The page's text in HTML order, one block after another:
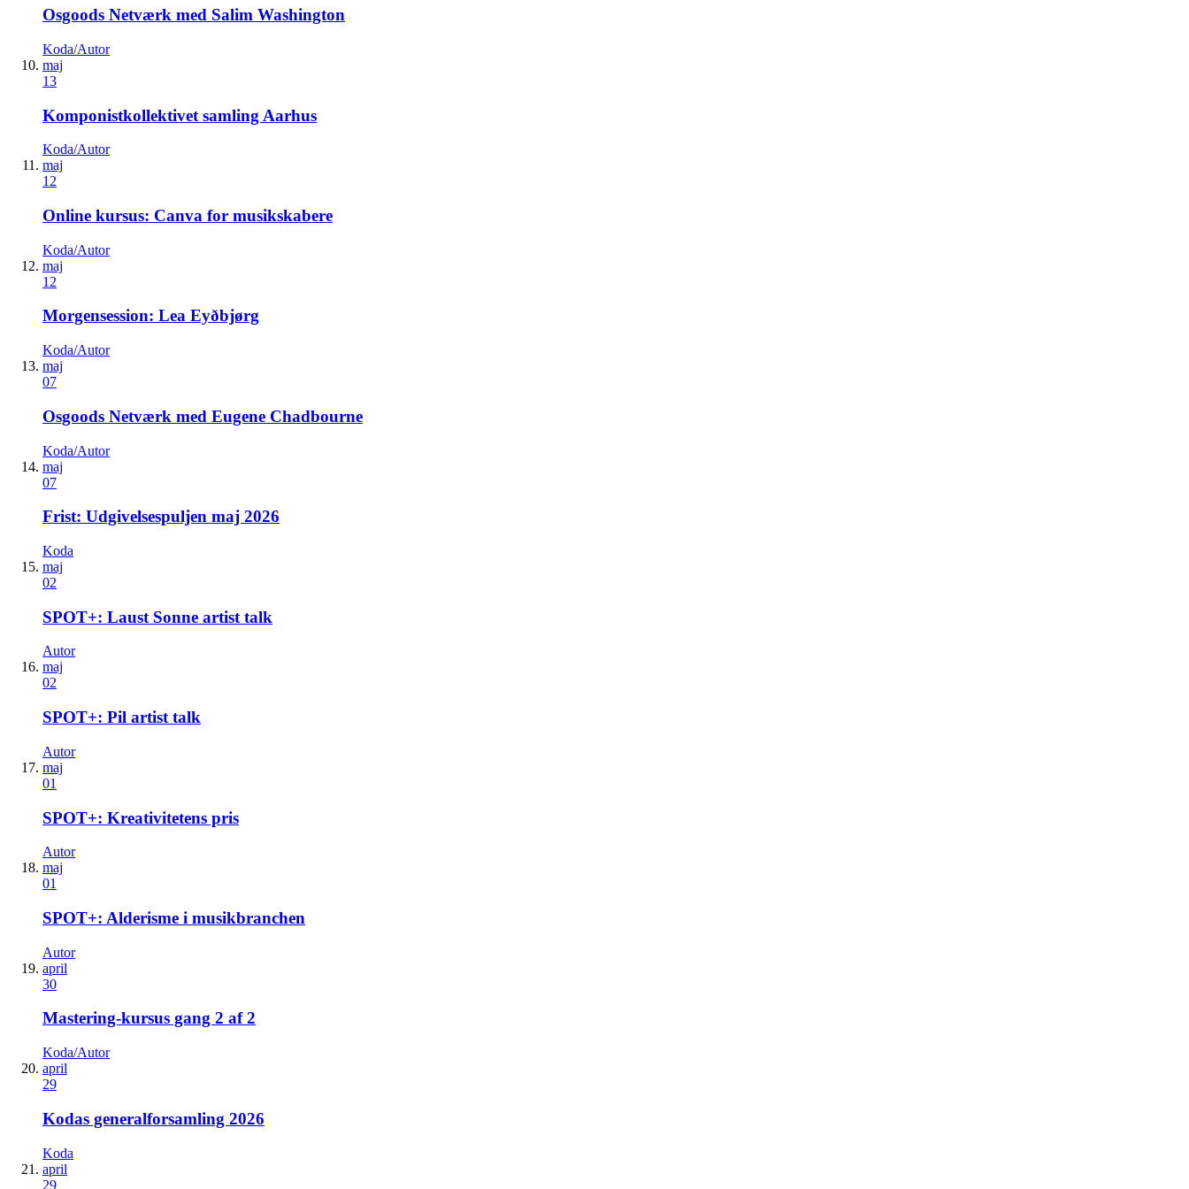
Osgoods Netværk med Salim Washington
Koda/Autor
maj
13
Komponistkollektivet samling Aarhus
Koda/Autor
maj
12
Online kursus: Canva for musikskabere
Koda/Autor
maj
12
Morgensession: Lea Eyðbjørg
Koda/Autor
maj
07
Osgoods Netværk med Eugene Chadbourne
Koda/Autor
maj
07
Frist: Udgivelsespuljen maj 2026
Koda
maj
02
SPOT+: Laust Sonne artist talk
Autor
maj
02
SPOT+: Pil artist talk
Autor
maj
01
SPOT+: Kreativitetens pris
Autor
maj
01
SPOT+: Alderisme i musikbranchen
Autor
april
30
Mastering-kursus gang 2 af 2
Koda/Autor
april
29
Kodas generalforsamling 2026
Koda
april
29